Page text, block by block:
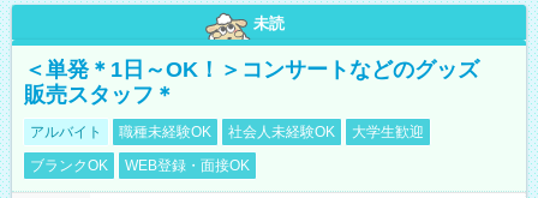
未読
＜単発＊1日～OK！＞コンサートなどのグッズ
販売スタッフ＊
アルバイト 職種未経験OK 社会人未経験OK
大学生歓迎
ブランクOK
WEB登録・面接OK